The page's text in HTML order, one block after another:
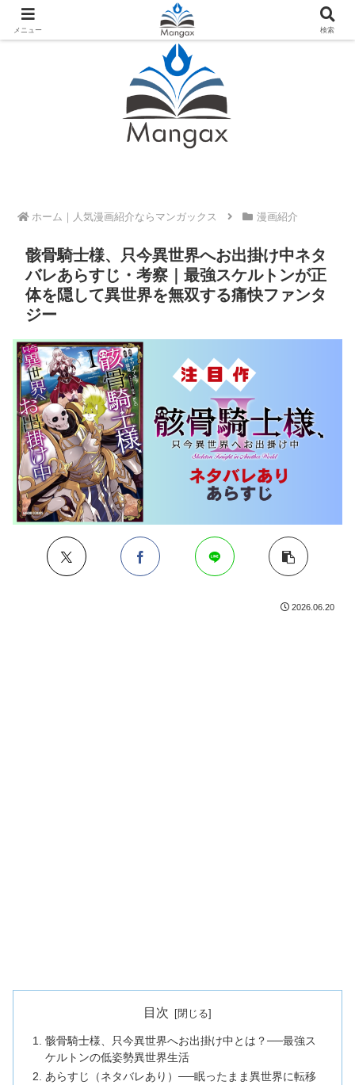
人気おすすめ漫画紹介ならMangax（マンガックス）
ホーム 漫画紹介
骸骨騎士様、只今異世界へお出掛け中ネタ
バレあらすじ・考察｜最強スケルトンが正
体を隠して異世界を無双する痛快ファンタ
ジー
2026.06.20
目次
骸骨騎士様、只今異世界へお出掛け中とは？──最強ス
ケルトンの低姿勢異世界生活
あらすじ（ネタバレあり）──眠ったまま異世界に転移
メニュー 検索